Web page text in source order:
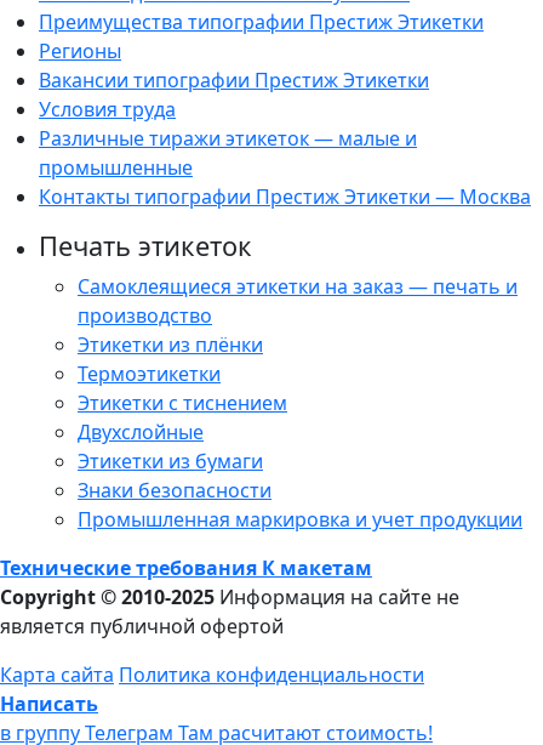
Преимущества типографии Престиж Этикетки
Регионы
Вакансии типографии Престиж Этикетки
Условия труда
Различные тиражи этикеток — малые и
промышленные
Контакты типографии Престиж Этикетки — Москва
Печать этикеток
Самоклеящиеся этикетки на заказ — печать и
производство
Этикетки из плёнки
Термоэтикетки
Этикетки с тиснением
Двухслойные
Этикетки из бумаги
Знаки безопасности
Промышленная маркировка и учет продукции
Технические требования К макетам
Copyright © 2010-2025 Информация на сайте не
является публичной офертой
Карта сайта Политика конфиденциальности
Написать
в группу Телеграм Там расчитают стоимость!